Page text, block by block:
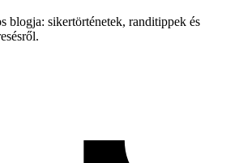
blogja: sikertörténetek, randitippek és